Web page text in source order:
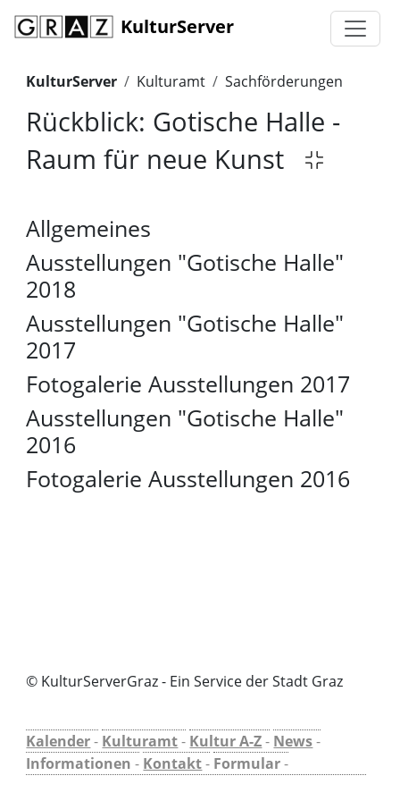
KulturServer
KulturServer Kulturamt Sachförderungen
Rückblick: Gotische Halle -
Raum für neue Kunst
Allgemeines
Ausstellungen "Gotische Halle"
2018
Ausstellungen "Gotische Halle"
2017
Fotogalerie Ausstellungen 2017
Ausstellungen "Gotische Halle"
2016
Fotogalerie Ausstellungen 2016
© KulturServerGraz - Ein Service der Stadt Graz
Kalender- Kulturamt- Kultur A-Z- News-
Informationen - Kontakt- Formular-